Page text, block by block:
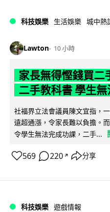
科技娛樂 生活娛樂 城中熱
Lawton 10 小時
家長無得慳錢買二
二手教科書 學生
社福界立法會議員陳文宜指，
遠超通漲，令家長難以負擔。
令學生無法完成功課，二手...
569 220 ↗ 分享
科技娛樂 遊戲情報